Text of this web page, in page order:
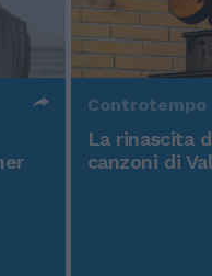
Controtempo
La rinascita
canzoni di